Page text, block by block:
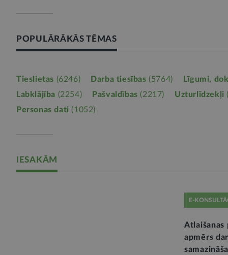
POPULĀRĀKĀS TĒMAS
Tieslietas (6246) Darba tiesības (5764) Līgumi,
Labklājība (2254) Pašvaldības (2217) Uzturlīdzekļi
Personas dati (1052)
IESAKĀM
E-
Atlaišanas
apmērs